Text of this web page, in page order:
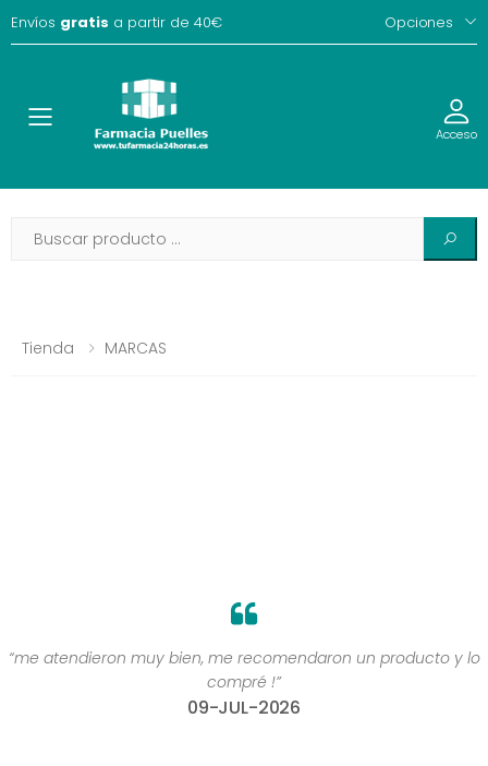
Envíos gratis a partir de 40€ Opciones
Toggle Acceso
Tienda MARCAS
“me atendieron muy bien, me recomendaron un producto y lo
compré !”
09-JUL-2026